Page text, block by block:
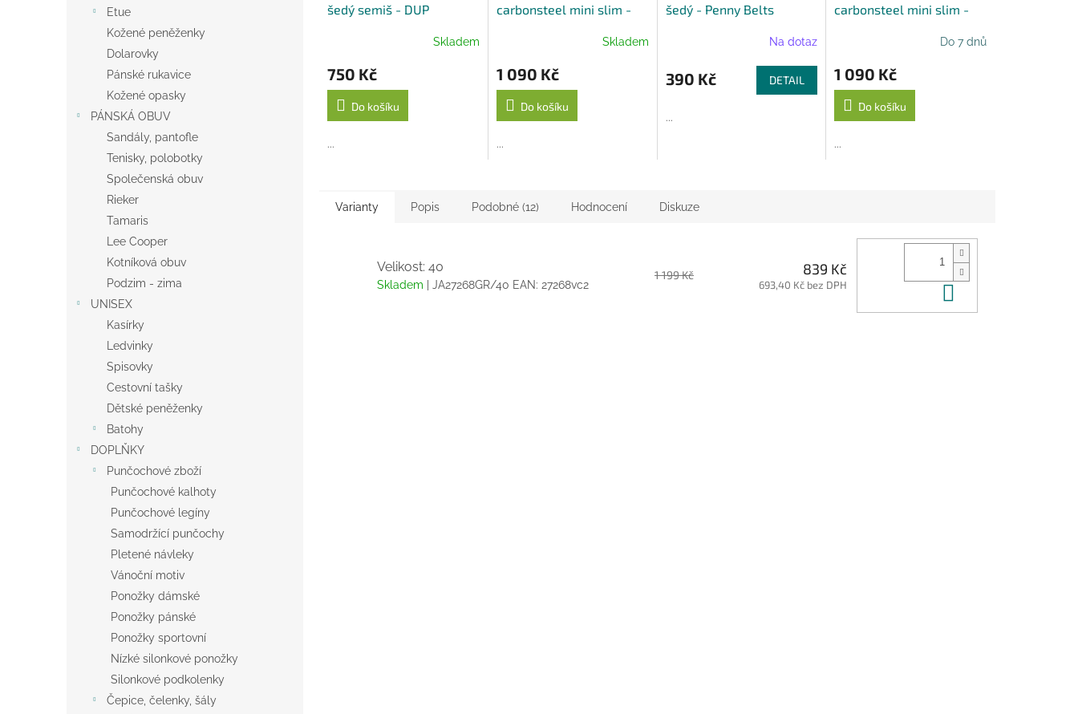
Etue
Kožené peněženky
Dolarovky
Pánské rukavice
Kožené opasky
PÁNSKÁ OBUV
Sandály, pantofle
Tenisky, polobotky
Společenská obuv
Rieker
Tamaris
Lee Cooper
Kotníková obuv
Podzim - zima
UNISEX
Kasírky
Ledvinky
Spisovky
Cestovní tašky
Dětské peněženky
Batohy
DOPLŇKY
Punčochové zboží
Punčochové kalhoty
Punčochové legíny
Samodržící punčochy
Pletené návleky
Vánoční motiv
Ponožky dámské
Ponožky pánské
Ponožky sportovní
Nízké silonkové ponožky
Silonkové podkolenky
Čepice, čelenky, šály
šedý semiš - DUP
Skladem
750 Kč
Do košíku
...
carbonsteel mini slim -
Skladem
1 090 Kč
Do košíku
...
šedý - Penny Belts
Na dotaz
390 Kč DETAIL
...
carbonsteel mini slim -
Do 7 dnů
1 090 Kč
Do košíku
...
Varianty Popis Podobné (12) Hodnocení Diskuze
Velikost: 40
Skladem | JA27268GR/40 EAN: 27268vc2
1 199 Kč 839 Kč
693,40 Kč bez DPH